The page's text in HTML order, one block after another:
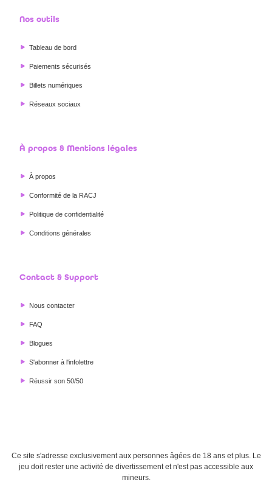
Nos outils
Tableau de bord
Paiements sécurisés
Billets numériques
Réseaux sociaux
À propos & Mentions légales
À propos
Conformité de la RACJ
Politique de confidentialité
Conditions générales
Contact & Support
Nous contacter
FAQ
Blogues
S'abonner à l'infolettre
Réussir son 50/50
Ce site s'adresse exclusivement aux personnes âgées de 18 ans et plus. Le
jeu doit rester une activité de divertissement et n'est pas accessible aux
mineurs.